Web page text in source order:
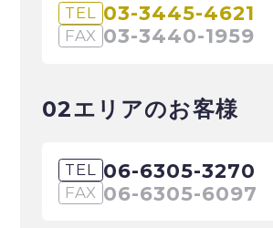
TEL 03-3445-4621
FAX 03-3440-1959
02エリアのお客様
TEL 06-6305-3270
FAX 06-6305-6097